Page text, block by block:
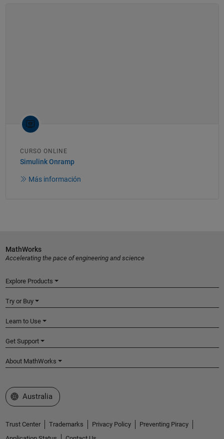
CURSO ONLINE
Simulink Onramp
Más información
MathWorks
Accelerating the pace of engineering and science
Explore Products
Try or Buy
Learn to Use
Get Support
About MathWorks
Select a Web Site
Australia
Trust Center Trademarks Privacy Policy
Preventing Piracy